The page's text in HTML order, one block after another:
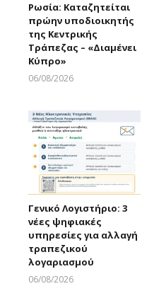
Ρωσία: Καταζητείται
πρώην υποδιοικητής
της Κεντρικής
Τράπεζας – «Διαμένει
Κύπρο»
06/08/2026
Γενικό Λογιστήριο: 3
νέες ψηφιακές
υπηρεσίες για αλλαγή
τραπεζικού
λογαριασμού
06/08/2026